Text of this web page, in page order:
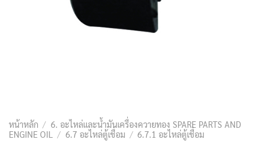
หน้าหลัก / 6. อะไหล่และน้ำมันเครื่องควายทอง SPARE PARTS AND
ENGINE OIL
/ 6.7 อะไหล่ตู้เชื่อม / 6.7.1 อะไหล่ตู้เชื่อม